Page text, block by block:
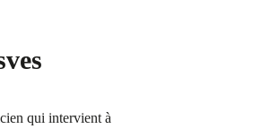
qui intervient à